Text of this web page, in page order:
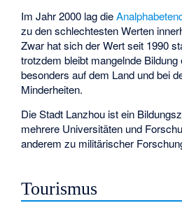
Im Jahr 2000 lag die
zu den schlechtesten Werten
Zwar hat sich der Wert seit 1990
trotzdem bleibt mangelnde
besonders auf dem Land und bei
Minderheiten.
Die Stadt Lanzhou ist ein
mehrere Universitäten und
anderem zu militärischer
Tourismus